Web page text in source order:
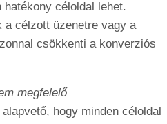
céloldal lehet.
a célzott üzenetre vagy a
csökkenti a konverziós
megfelelő
hogy minden céloldal